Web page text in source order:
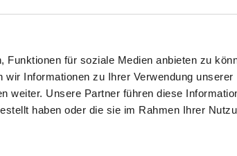
für soziale Medien anbieten zu
Informationen zu Ihrer Verwendung unserer
weiter. Unsere Partner führen diese
haben oder die sie im Rahmen Ihrer